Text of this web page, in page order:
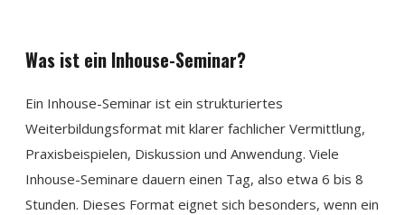
Was ist ein Inhouse-Seminar?
Ein Inhouse-Seminar ist ein strukturiertes
Weiterbildungsformat mit klarer fachlicher Vermittlung,
Praxisbeispielen, Diskussion und Anwendung. Viele
Inhouse-Seminare dauern einen Tag, also etwa 6 bis 8
Stunden. Dieses Format eignet sich besonders, wenn ein